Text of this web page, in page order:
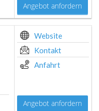
Angebot anfordern
Website
Kontakt
Anfahrt
Angebot anfordern